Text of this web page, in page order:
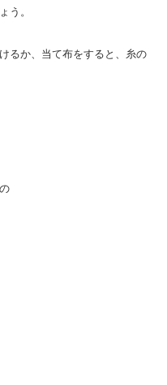
う。
るか、当て布をすると、糸の